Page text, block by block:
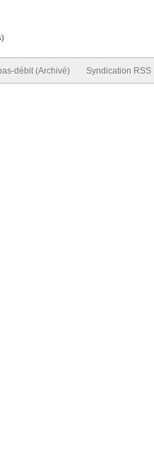
débit (Archivé) Syndication RSS